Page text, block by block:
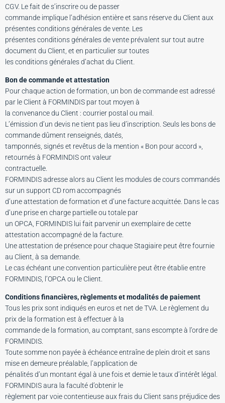
CGV. Le fait de s’inscrire ou de passer
commande implique l’adhésion entière et sans réserve du Client aux
présentes conditions générales de vente. Les
présentes conditions générales de vente prévalent sur tout autre
document du Client, et en particulier sur toutes
les conditions générales d’achat du Client.
Bon de commande et attestation
Pour chaque action de formation, un bon de commande est adressé
par le Client à FORMINDIS par tout moyen à
la convenance du Client : courrier postal ou mail.
L’émission d’un devis ne tient pas lieu d’inscription. Seuls les bons de
commande dûment renseignés, datés,
tamponnés, signés et revêtus de la mention « Bon pour accord »,
retournés à FORMINDIS ont valeur
contractuelle.
FORMINDIS adresse alors au Client les modules de cours commandés
sur un support CD rom accompagnés
d’une attestation de formation et d’une facture acquittée. Dans le cas
d’une prise en charge partielle ou totale par
un OPCA, FORMINDIS lui fait parvenir un exemplaire de cette
attestation accompagné de la facture.
Une attestation de présence pour chaque Stagiaire peut être fournie
au Client, à sa demande.
Le cas échéant une convention particulière peut être établie entre
FORMINDIS, l’OPCA ou le Client.
Conditions financières, règlements et modalités de paiement
Tous les prix sont indiqués en euros et net de TVA. Le règlement du
prix de la formation est à effectuer à la
commande de la formation, au comptant, sans escompte à l’ordre de
FORMINDIS.
Toute somme non payée à échéance entraîne de plein droit et sans
mise en demeure préalable, l’application de
pénalités d’un montant égal à une fois et demie le taux d’intérêt légal.
FORMINDIS aura la faculté d’obtenir le
règlement par voie contentieuse aux frais du Client sans préjudice des